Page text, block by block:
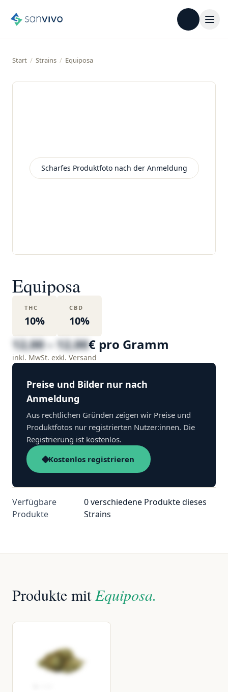
Start / Strains / Equiposa
Scharfes Produktfoto nach der Anmeldung
Equiposa
THC
10%
CBD
10%
12,00 – 12,00€ pro Gramm
inkl. MwSt. exkl. Versand
Preise und Bilder nur nach
Anmeldung
Aus rechtlichen Gründen zeigen wir Preise und
Produktfotos nur registrierten Nutzer:innen. Die
Registrierung ist kostenlos.
Kostenlos registrieren
Verfügbare
Produkte
0 verschiedene Produkte dieses
Strains
Produkte mitEquiposa.